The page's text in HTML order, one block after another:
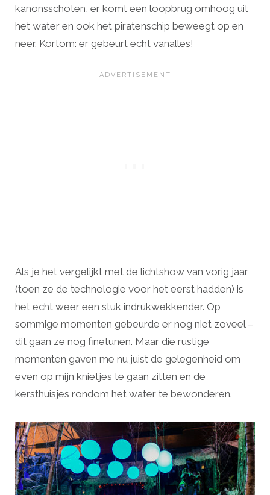
kanonsschoten, er komt een loopbrug omhoog uit
het water en ook het piratenschip beweegt op en
neer. Kortom: er gebeurt echt vanalles!
Als je het vergelijkt met de lichtshow van vorig jaar
(toen ze de technologie voor het eerst hadden) is
het echt weer een stuk indrukwekkender. Op
sommige momenten gebeurde er nog niet zoveel –
dit gaan ze nog finetunen. Maar die rustige
momenten gaven me nu juist de gelegenheid om
even op mijn knietjes te gaan zitten en de
kersthuisjes rondom het water te bewonderen.